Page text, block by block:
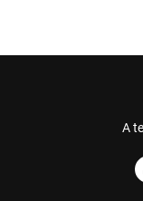
A